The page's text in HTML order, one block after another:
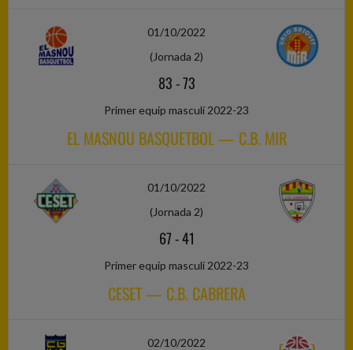
01/10/2022
(Jornada 2)
83-73
Primer equip masculí 2022-23
EL MASNOU BASQUETBOL — C.B. MIR
01/10/2022
(Jornada 2)
67-41
Primer equip masculí 2022-23
CESET — C.B. CABRERA
02/10/2022